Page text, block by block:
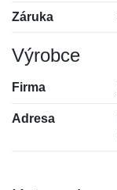
Záruka
Výrobce
Firma
Adresa